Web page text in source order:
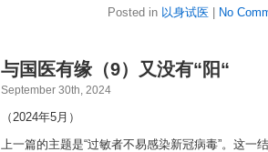
Posted in 以身试医 | No
与国医有缘（9）又没有“阳“
September 30th, 2024
（2024年5月）
上一篇的主题是“过敏者不易感染新冠病毒”。这一